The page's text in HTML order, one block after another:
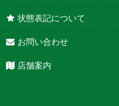
状態表記について
お問い合わせ
店舗案内